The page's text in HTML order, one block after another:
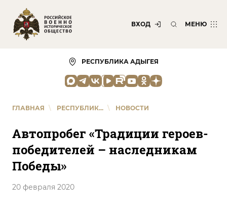
ВХОД МЕНЮ
РЕСПУБЛИКА АДЫГЕЯ
ГЛАВНАЯ \ РЕСПУБЛИК... \ НОВОСТИ
Автопробег «Традиции героев-
победителей – наследникам
Победы»
20 февраля 2020